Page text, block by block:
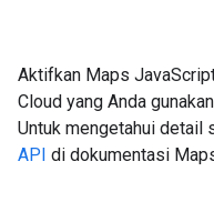
Aktifkan Maps
Cloud yang Anda
Untuk mengetahui detail
API di dokumentasi